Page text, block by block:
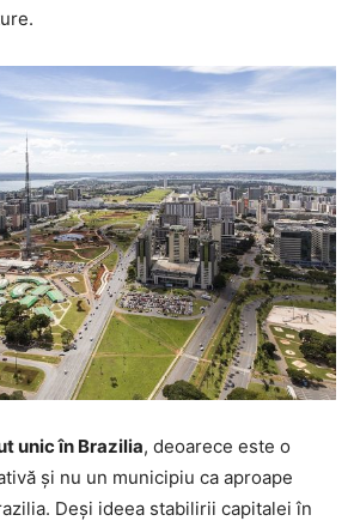
unic în Brazilia, deoarece este o
și nu un municipiu ca aproape
Deși ideea stabilirii capitalei în